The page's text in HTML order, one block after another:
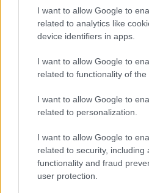
I want to allow Google to
related to analytics like
device identifiers in apps.
I want to allow Google to
related to functionality of the
I want to allow Google to
related to personalization.
I want to allow Google to
related to security, including
functionality and fraud
user protection.
kihagyott részeken. A poros
rejtett sarkok és a lerakódások
felületes takarítás nem old meg.
rendszerességet és
vendégek járnak. Egy tiszta
egészségesebb és nyugodtabb
ismerős, érdemes a pakoláson
A tényleg tiszta otthon nem